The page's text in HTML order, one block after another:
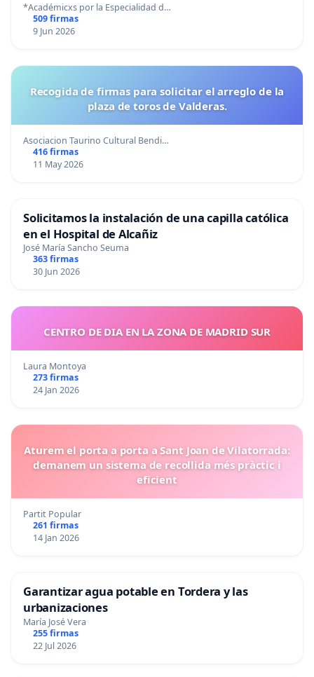
*Académicxs por la Especialidad d…
509 firmas
9 Jun 2026
Recogida de firmas para solicitar el arreglo de la
plaza de toros de Valderas.
Asociacion Taurino Cultural Bendi…
416 firmas
11 May 2026
Solicitamos la instalación de una capilla católica
en el Hospital de Alcañiz
José María Sancho Seuma
363 firmas
30 Jun 2026
CENTRO DE DIA EN LA ZONA DE MADRID SUR
Laura Montoya
273 firmas
24 Jan 2026
Aturem el porta a porta a Sant Joan de Vilatorrada:
demanem un sistema de recollida més pràctic i
eficient
Partit Popular
261 firmas
14 Jan 2026
Garantizar agua potable en Tordera y las
urbanizaciones
María José Vera
255 firmas
22 Jul 2026